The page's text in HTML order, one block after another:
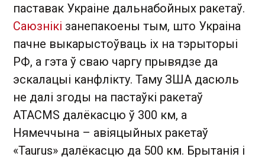
паставак Украіне дальнабойных ракетаў.
Саюзнікі занепакоены тым, што Украіна
пачне выкарыстоўваць іх на тэрыторыі
РФ, а гэта ў сваю чаргу прывядзе да
эскалацыі канфлікту. Таму ЗША дасюль
не далі згоды на пастаўкі ракетаў
ATACMS далёкасцю ў 300 км, а
Нямеччына – авіяцыйных ракетаў
«Taurus» далёкасцю да 500 км. Брытанія і